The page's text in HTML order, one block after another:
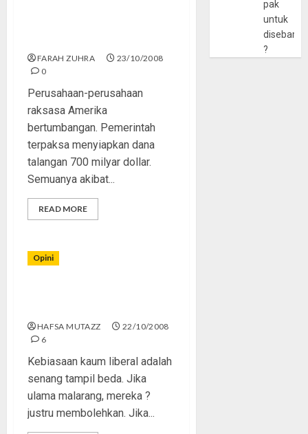
FARAH ZUHRA
23/10/2008
0
Perusahaan-perusahaan
raksasa Amerika
bertumbangan. Pemerintah
terpaksa menyiapkan dana
talangan 700 milyar dollar.
Semuanya akibat...
READ MORE
Opini
HAFSA MUTAZZ
22/10/2008
6
Kebiasaan kaum liberal adalah
senang tampil beda. Jika
ulama malarang, mereka ?
justru membolehkan. Jika...
pak
untuk
?